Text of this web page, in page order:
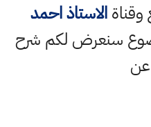
الاستاذ احمد
سنعرض لكم شرح